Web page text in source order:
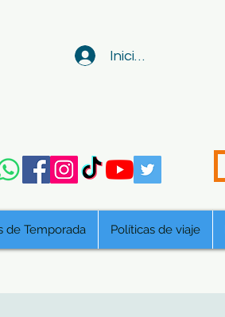
Iniciar sesión
de Temporada Políticas de viaje